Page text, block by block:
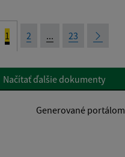
1 2 ... 23
Načítať ďalšie dokumenty
Generované portálom